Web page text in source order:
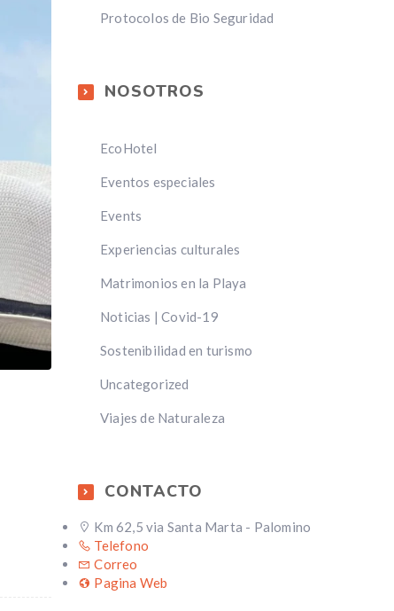
Protocolos de Bio Seguridad
NOSOTROS
EcoHotel
Eventos especiales
Events
Experiencias culturales
Matrimonios en la Playa
Noticias | Covid-19
Sostenibilidad en turismo
Uncategorized
Viajes de Naturaleza
CONTACTO
Km 62,5 via Santa Marta - Palomino
Telefono
Correo
Pagina Web